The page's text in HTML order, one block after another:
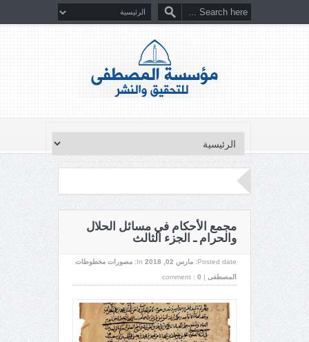
مجمع الأحكام في مسائل الحلال
والحرام ـ الجزء الثالث
Posted date: مارس 02, 2018 In:
مصورات مخطوطات
المصطفى |
comment : 0